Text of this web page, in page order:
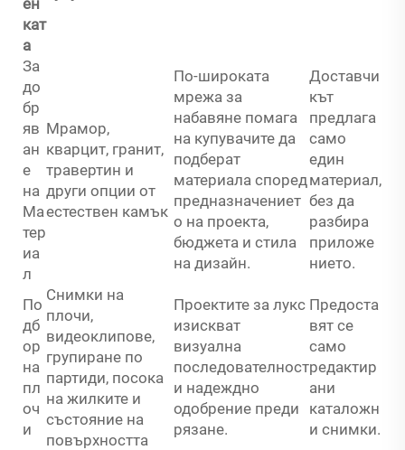
кат
а
За
до
бр
яв
ан
е
на
Ма
тер
иа
л
Мрамор,
кварцит, гранит,
травертин и
други опции от
естествен камък
По-широката
мрежа за
набавяне помага
на купувачите да
подберат
материала според
предназначениет
о на проекта,
бюджета и стила
на дизайн.
Доставчи
кът
предлага
само
един
материал,
без да
разбира
приложе
нието.
По
дб
ор
на
пл
оч
и
Снимки на
плочи,
видеоклипове,
групиране по
партиди, посока
на жилките и
състояние на
повърхността
Проектите за лукс
изискват
визуална
последователност
и надеждно
одобрение преди
рязане.
Предоста
вят се
само
редактир
ани
каталожн
и снимки.